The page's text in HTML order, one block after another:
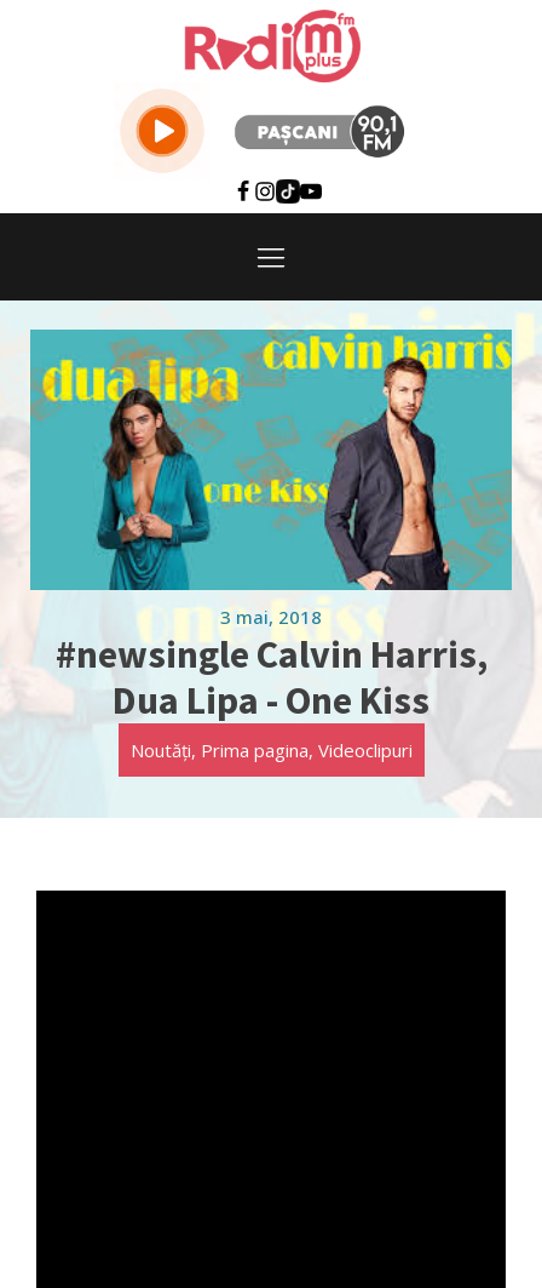
3 mai, 2018
#newsingle Calvin Harris,
Dua Lipa - One Kiss
Noutăți, Prima pagina, Videoclipuri